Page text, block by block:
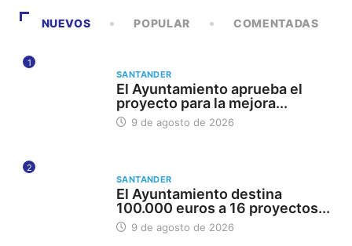
NUEVOS POPULAR COMENTADAS
1
SANTANDER
El Ayuntamiento aprueba el
proyecto para la mejora...
9 de agosto de 2026
2
SANTANDER
El Ayuntamiento destina
100.000 euros a 16 proyectos...
9 de agosto de 2026